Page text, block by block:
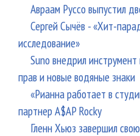
Авраам Руссо выпустил
Сергей Сычёв - «Хит-
исследование»
Suno внедрил
прав и новые водяные знаки
«Рианна работает в
партнер A$AP Rocky
Гленн Хьюз завершил